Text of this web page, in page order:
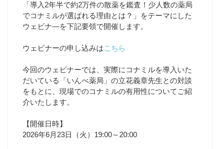
「導入2年半で約2万件の散薬を鑑査！少人数の薬局
でコナミルが選ばれる理由とは？」をテーマにした
ウェビナ―を下記要領で開催します。
ウェビナーの申し込みはこちら
今回のウェビナーでは、実際にコナミルを導入いた
だいている「いんべ薬局」の立花義章先生との対談
をもとに、現場でのコナミルの有用性についてご紹
介いたします。
【開催日時】
2026年6月23日（火）19:00～20:00